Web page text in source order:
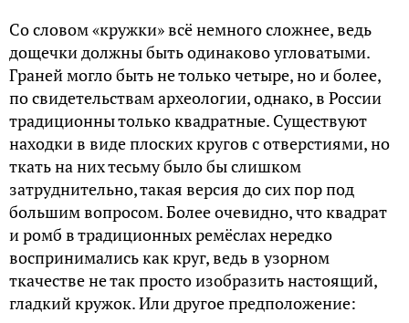
Со словом «кружки» всё немного сложнее, ведь
дощечки должны быть одинаково угловатыми.
Граней могло быть не только четыре, но и более,
по свидетельствам археологии, однако, в России
традиционны только квадратные. Существуют
находки в виде плоских кругов с отверстиями, но
ткать на них тесьму было бы слишком
затруднительно, такая версия до сих пор под
большим вопросом. Более очевидно, что квадрат
и ромб в традиционных ремёслах нередко
воспринимались как круг, ведь в узорном
ткачестве не так просто изобразить настоящий,
гладкий кружок. Или другое предположение: